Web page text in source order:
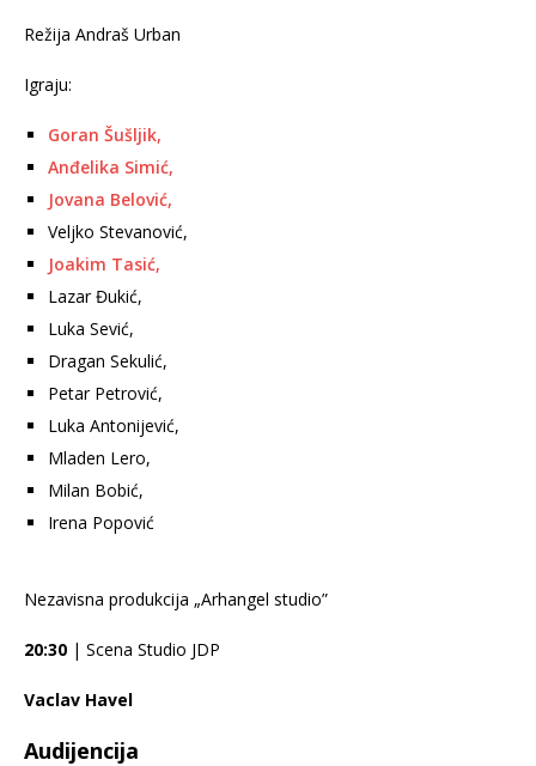
Režija Andraš Urban
Igraju:
Goran Šušljik,
Anđelika Simić,
Jovana Belović,
Veljko Stevanović,
Joakim Tasić,
Lazar Đukić,
Luka Sević,
Dragan Sekulić,
Petar Petrović,
Luka Antonijević,
Mladen Lero,
Milan Bobić,
Irena Popović
Nezavisna produkcija „Arhangel studio”
20:30 | Scena Studio JDP
Vaclav Havel
Audijencija